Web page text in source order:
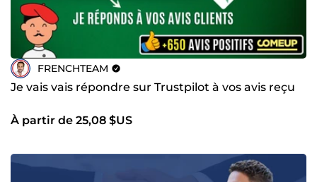
FRENCHTEAM
Je vais vais répondre sur Trustpilot à vos avis reçu
À partir de 25,08 $US